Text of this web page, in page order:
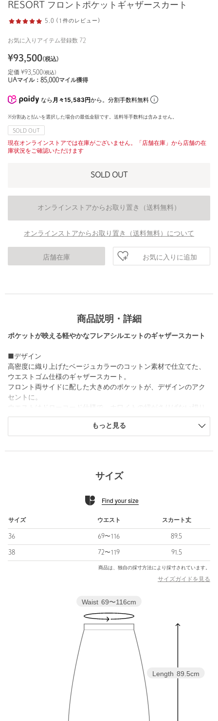
RESORT フロントポケットギャザースカート
5.0 (1件のレビュー)
お気に入りアイテム登録数 72
¥93,500(税込)
定価 ¥93,500(税込)
UAマイル： 85,000マイル獲得
なら 月々15,583円から。分割手数料無料
※分割あと払いを選択した場合の最低金額です。送料等手数料は含みません。
SOLD OUT
現在オンラインストアでは在庫がございません。「店舗在庫」から店舗の在
庫状況をご確認いただけます
SOLD OUT
オンラインストアからお取り置き（送料無料）
オンラインストアからお取り置き（送料無料）について
店舗在庫 お気に入りに追加
商品説明・詳細
ポケットが映える軽やかなフレアシルエットのギャザースカート
■デザイン
高密度に織り上げたベージュカラーのコットン素材で仕立てた、
ウエストゴム仕様のギャザースカート。
フロント両サイドに配した大きめのポケットが、デザインのアク
セントに。
替えポイントになっています。
カジュアルな雰囲気を持ちながら、ボリューム感のあるフレアラ
※商品に「取り扱い上の注意書き」、「洗濯表示」がございます
場合は、使用前に必ずご確認ください。
り、実際の色味と異なって見える場合がございます。あらかじめ
※商品の色味の目安は、商品単体の画像をご参照ください。
品名/品番をお申し付けください。
品名：BM R CO FRONT POC 品番：79242000014
対象商品
対象商品
対象外商品
WOMEN
ミモレ / ロング
もっと見る
サイズ
Find your size
サイズ ウエスト スカート丈
36 69〜116 89.5
38 72〜119 91.5
商品は、独自の採寸方法により採寸されています。
サイズガイドを見る
Length 89.5cm
Waist 69〜116cm